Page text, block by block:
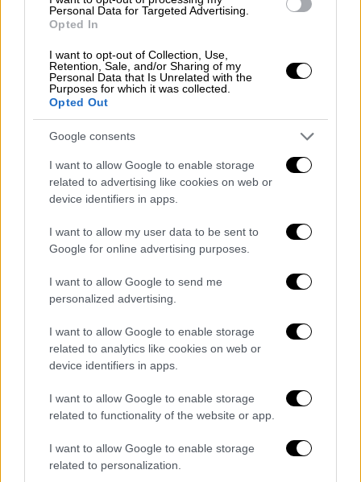
Personal Data for Targeted Advertising.
Opted In
I want to opt-out of Collection, Use,
Retention, Sale, and/or Sharing of my
Personal Data that Is Unrelated with the
Purposes for which it was collected.
Opted Out
Google consents
I want to allow Google to enable storage
related to advertising like cookies on web or
device identifiers in apps.
I want to allow my user data to be sent to
Google for online advertising purposes.
I want to allow Google to send me
personalized advertising.
I want to allow Google to enable storage
related to analytics like cookies on web or
device identifiers in apps.
I want to allow Google to enable storage
related to functionality of the website or app.
I want to allow Google to enable storage
related to personalization.
θανάτων σε σχέση με την καταστροφή
αμφισβητείται έντονα. Ενώ το Φόρουμ του
Τσερνόμπιλ ισχυρίζεται ότι οι πρόωροι
θάνατοι από καρκίνο ανήλθαν σε μόλις 4.000,
η Greenpeace υποστηρίζει ότι το σύνολο
είναι περίπου 93.000. Μελέτες έχουν
συνδέσει την έκθεση σε ακτινοβολία με
καρδιαγγειακών παθήσεων, αλλά και αυτά
αμφισβητούνται από τους ακαδημαϊκούς
copyright Ap Photos